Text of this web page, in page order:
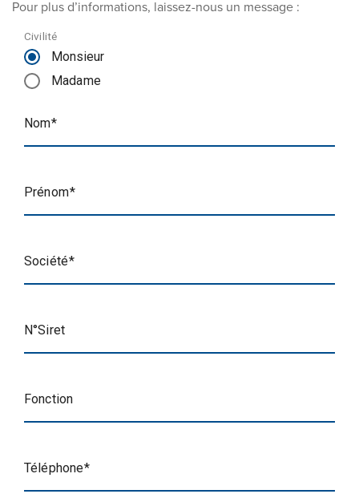
Pour plus d’informations, laissez-nous un message :
Civilité
Monsieur
Madame
Nom
Prénom
Société
N°Siret
Fonction
Téléphone